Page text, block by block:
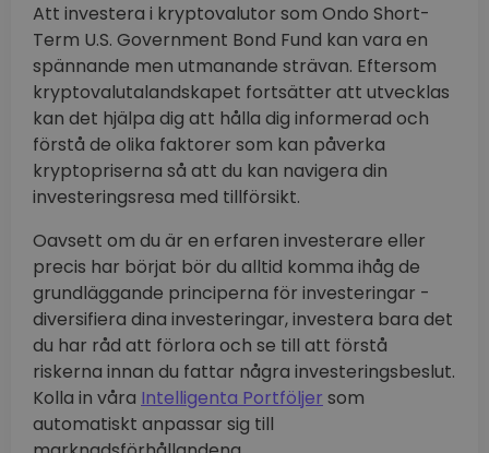
Att investera i kryptovalutor som Ondo Short-
Term U.S. Government Bond Fund kan vara en
spännande men utmanande strävan. Eftersom
kryptovalutalandskapet fortsätter att utvecklas
kan det hjälpa dig att hålla dig informerad och
förstå de olika faktorer som kan påverka
kryptopriserna så att du kan navigera din
investeringsresa med tillförsikt.
Oavsett om du är en erfaren investerare eller
precis har börjat bör du alltid komma ihåg de
grundläggande principerna för investeringar -
diversifiera dina investeringar, investera bara det
du har råd att förlora och se till att förstå
riskerna innan du fattar några investeringsbeslut.
Kolla in våra Intelligenta Portföljer som
automatiskt anpassar sig till